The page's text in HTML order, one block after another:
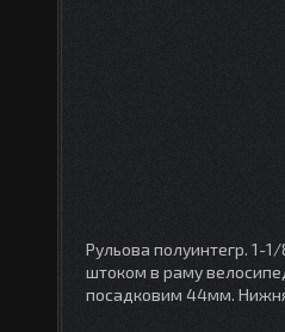
Рульова полуинтегр. 1-
штоком в раму
посадковим 44мм.